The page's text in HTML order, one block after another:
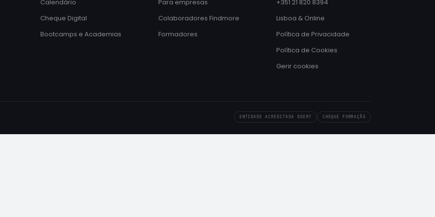
Calendário
Cheque Digital
Bootcamps e Academias
Para empresas
Colaboradores Findmore
Formadores
+351 21 820 8394
Lisboa & Online
Política de Privacidade
Política de Cookies
Gerir cookies
ENTIDADE ACREDITADA DGERT CHEQUE FORMAÇÃO